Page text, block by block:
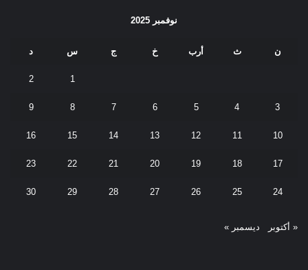
نوفمبر 2025
ن ث أرب خ ج س د
1
2
3
4
5
6
7
8
9
10
11
12
13
14
15
16
17
18
19
20
21
22
23
24
25
26
27
28
29
30
« أكتوبر ديسمبر »